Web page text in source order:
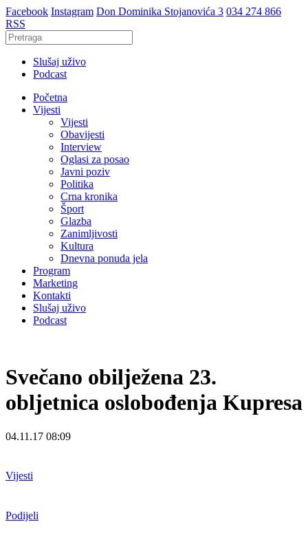
Facebook Instagram Don Dominika Stojanovića 3 034 274 866
RSS
Slušaj uživo
Podcast
Početna
Vijesti
Vijesti
Obavijesti
Interview
Oglasi za posao
Javni poziv
Politika
Crna kronika
Šport
Glazba
Zanimljivosti
Kultura
Dnevna ponuda jela
Program
Marketing
Kontakti
Slušaj uživo
Podcast
Svečano obilježena 23.
obljetnica oslobođenja Kupresa
04.11.17 08:09
Vijesti
Podijeli